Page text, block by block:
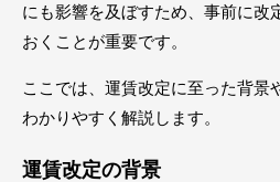
にも影響を及ぼすため、事前に改
おくことが重要です。
ここでは、運賃改定に至った背景
わかりやすく解説します。
運賃改定の背景